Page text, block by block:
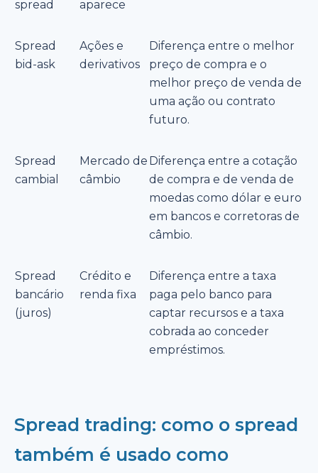
spread
aparece
Spread
bid-ask
Ações e
derivativos
Diferença entre o melhor
preço de compra e o
melhor preço de venda de
uma ação ou contrato
futuro.
Spread
cambial
Mercado de
câmbio
Diferença entre a cotação
de compra e de venda de
moedas como dólar e euro
em bancos e corretoras de
câmbio.
Spread
bancário
(juros)
Crédito e
renda fixa
Diferença entre a taxa
paga pelo banco para
captar recursos e a taxa
cobrada ao conceder
empréstimos.
Spread trading: como o spread
também é usado como